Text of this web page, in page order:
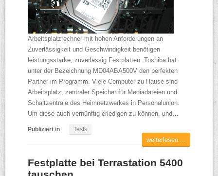
Arbeitsplatzrechner mit hohen Anforderungen an
Zuverlässigkeit und Geschwindigkeit benötigen
leistungsstarke, zuverlässig Festplatten. Toshiba hat
unter der Bezeichnung MD04ABA500V den perfekten
Partner im Programm. Viele Computer zu Hause sind
Arbeitsplatz, zentraler Speicher für Mediadateien und
Schaltzentrale des Heimnetzwerkes in Personalunion.
Um diese auch vernünftig erledigen zu können, und…
Publiziert in Tests
weiterlesen ...
Festplatte bei Terrastation 5400